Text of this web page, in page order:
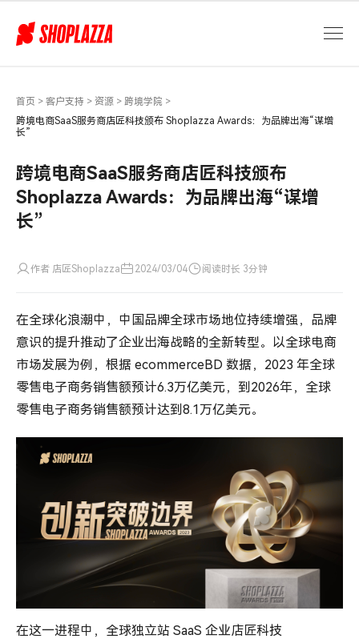
Awards：
海“谋
首页 > 客户支持 > 资源 > 跨境学院 >
跨境电商SaaS服务商店匠科技颁布 Shoplazza Awards：为品牌出海“谋增
长”
跨境电商SaaS服务商店匠科技颁布
Shoplazza Awards：为品牌出海“谋增
长”
作者 店匠Shoplazza 2024/03/04 阅读时长 3分钟
在全球化浪潮中，中国品牌全球市场地位持续增强，品牌
意识的提升推动了企业出海战略的全新转型。以全球电商
市场发展为例，根据 ecommerceBD 数据，2023 年全球
零售电子商务销售额预计6.3万亿美元，到2026年，全球
零售电子商务销售额预计达到8.1万亿美元。
在这一进程中，全球独立站 SaaS 企业店匠科技